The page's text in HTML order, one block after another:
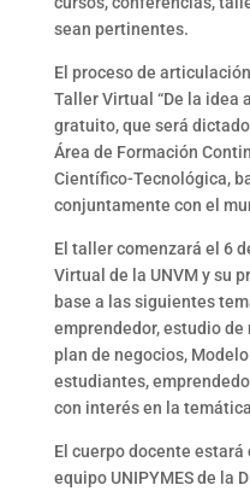
sean pertinentes.
El proceso de
Taller Virtual “De la idea
gratuito, que será
Área de Formación
Científico-Tecnológica,
conjuntamente con el
El taller comenzará el 6
Virtual de la UNVM y su
base a las siguientes
emprendedor, estudio
plan de negocios,
estudiantes,
con interés en la
El cuerpo docente estará
equipo UNIPYMES de la